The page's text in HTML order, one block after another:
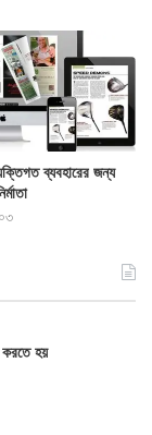
ব্যবহারের জন্য
করতে হয়